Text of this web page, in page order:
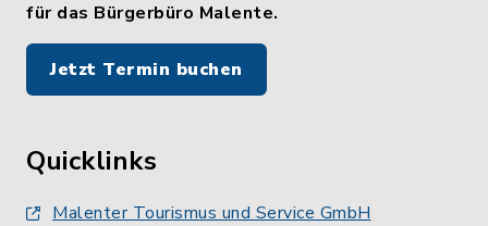
für das Bürgerbüro Malente.
Jetzt Termin buchen
Quicklinks
Malenter Tourismus und Service GmbH